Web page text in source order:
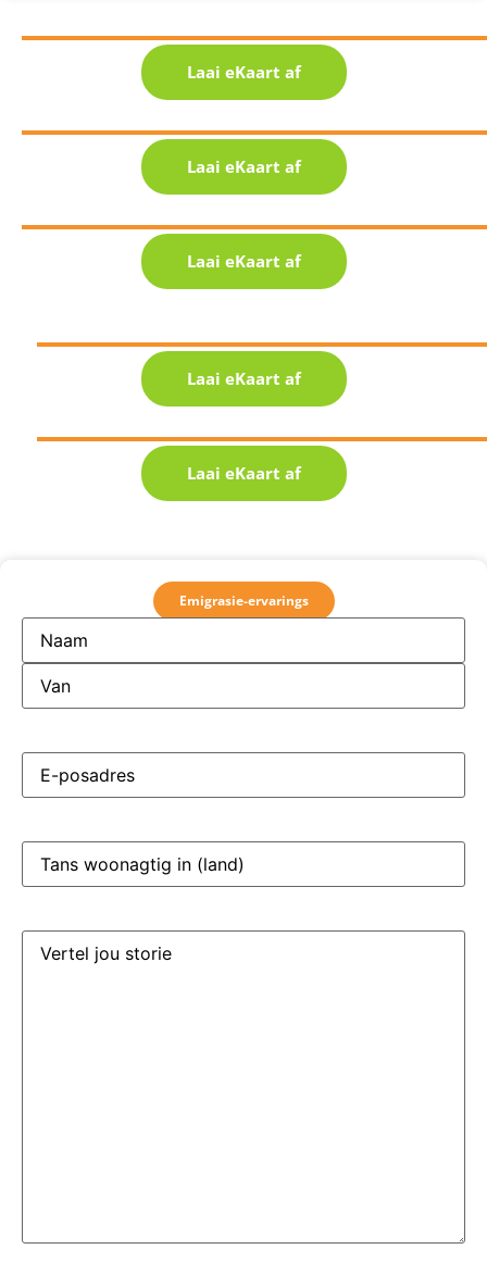
Laai eKaart af
Laai eKaart af
Laai eKaart af
Laai eKaart af
Laai eKaart af
Emigrasie-ervarings
Name en
Van
(Required)
E-
posadres(Required)
Tans
woonagtig
in
Vertel
jou